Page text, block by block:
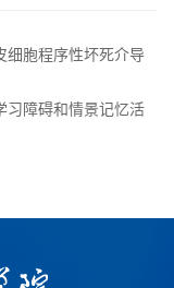
细胞程序性坏死介导
习障碍和情景记忆活